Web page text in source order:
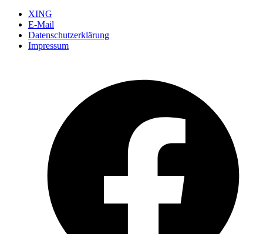
XING
E-Mail
Datenschutzerklärung
Impressum